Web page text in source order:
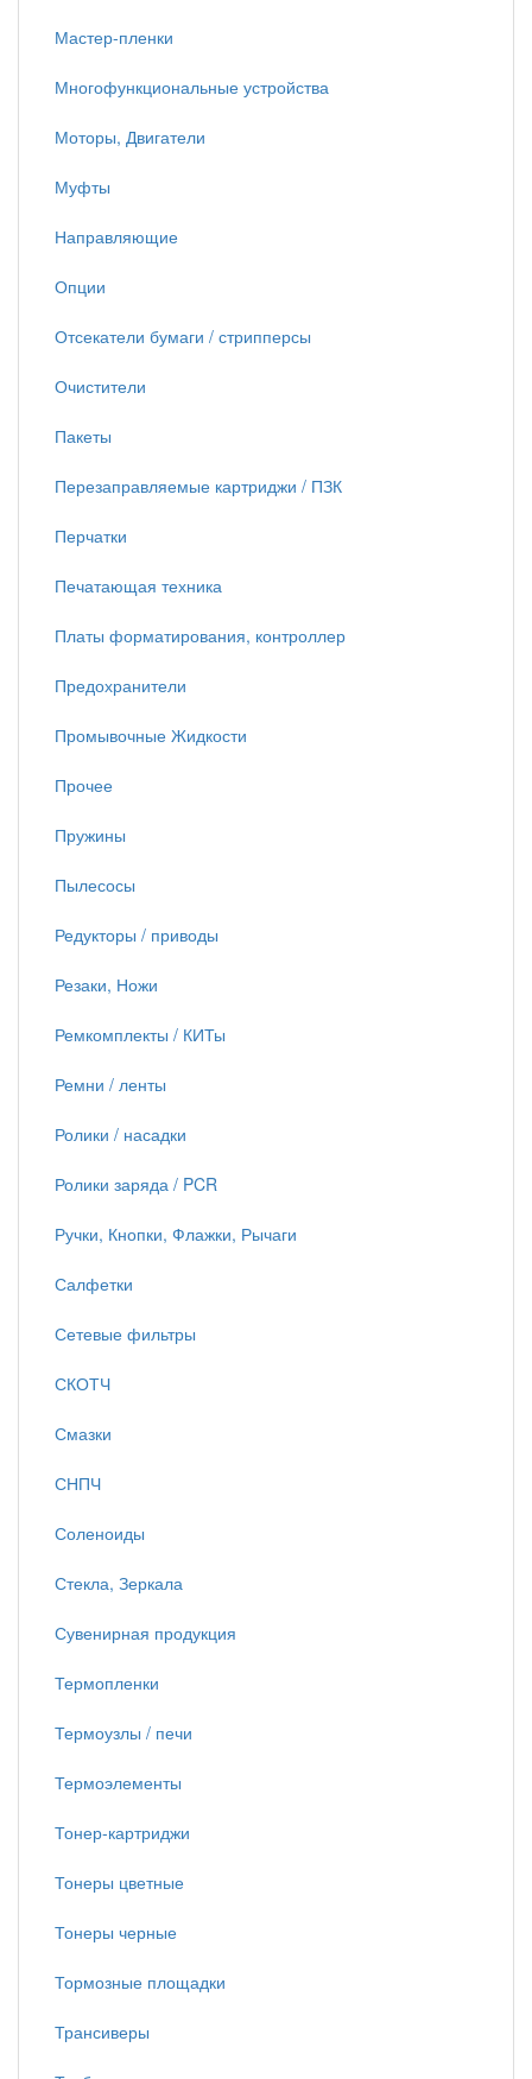
Мастер-пленки
Многофункциональные устройства
Моторы, Двигатели
Муфты
Направляющие
Опции
Отсекатели бумаги / стрипперсы
Очистители
Пакеты
Перезаправляемые картриджи / ПЗК
Перчатки
Печатающая техника
Платы форматирования, контроллер
Предохранители
Промывочные Жидкости
Прочее
Пружины
Пылесосы
Редукторы / приводы
Резаки, Ножи
Ремкомплекты / КИТы
Ремни / ленты
Ролики / насадки
Ролики заряда / PCR
Ручки, Кнопки, Флажки, Рычаги
Салфетки
Сетевые фильтры
СКОТЧ
Смазки
СНПЧ
Соленоиды
Стекла, Зеркала
Сувенирная продукция
Термопленки
Термоузлы / печи
Термоэлементы
Тонер-картриджи
Тонеры цветные
Тонеры черные
Тормозные площадки
Трансиверы